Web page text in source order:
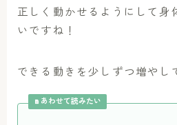
正しく動かせるようにして身
いですね！
できる動きを少しずつ増やし
あわせて読みたい